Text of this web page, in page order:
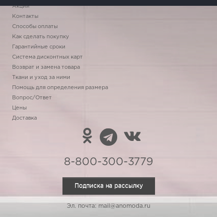
Акции
Контакты
Способы оплаты
Как сделать покупку
Гарантийные сроки
Система дисконтных карт
Возврат и замена товара
Ткани и уход за ними
Помощь для определения размера
Вопрос/Ответ
Цены
Доставка
8-800-300-3779
Подписка на рассылку
Эл. почта: mail@anomoda.ru